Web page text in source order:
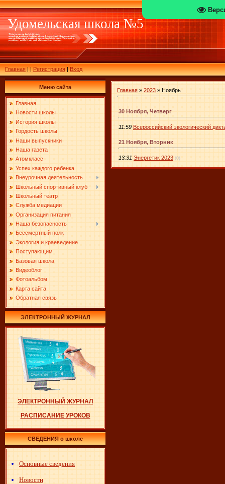
Удомельская школа №5
Главная||Регистрация|Вход
Меню сайта
Главная
Новости школы
История школы
Гордость школы
Наши выпускники
Наша газета
Атомкласс
Успех каждого ребенка
Внеурочная деятельность
Школьный спортивный клуб
Школьный театр
Служба медиации
Организация питания
Наша безопасность
Бессмертный полк
Экология и краеведение
Поступающим
Базовая школа
Видеоблог
Фотоальбом
Карта сайта
Обратная связь
ЭЛЕКТРОННЫЙ ЖУРНАЛ
ЭЛЕКТРОННЫЙ ЖУРНАЛ
РАСПИСАНИЕ УРОКОВ
СВЕДЕНИЯ о школе
Основные сведения
Новости
Главная » 2023 » Ноябрь
30 Ноября, Четверг
11:59 Всероссийский экологический
21 Ноября, Вторник
13:31 Энергетик 2023 (0)